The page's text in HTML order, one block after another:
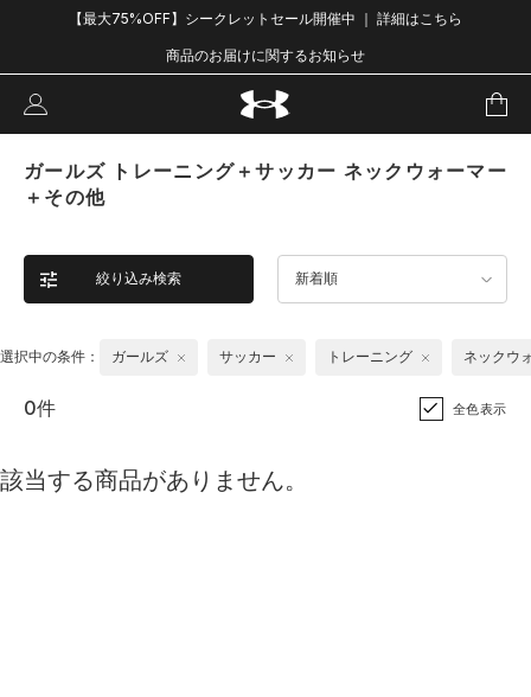
【最大75%OFF】シークレットセール開催中 ｜ 詳細はこちら
商品のお届けに関するお知らせ
ガールズ トレーニング＋サッカー ネックウォーマー
＋その他
絞り込み検索 新着順
選択中の条件： ガールズ サッカー トレーニング ネックウ
0件 全色表示
該当する商品がありません。